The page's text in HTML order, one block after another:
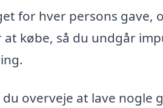
for hver persons gave,
købe, så du undgår
du overveje at lave